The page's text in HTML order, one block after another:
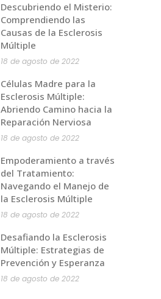
Descubriendo el Misterio:
Comprendiendo las
Causas de la Esclerosis
Múltiple
18 de agosto de 2022
Células Madre para la
Esclerosis Múltiple:
Abriendo Camino hacia la
Reparación Nerviosa
18 de agosto de 2022
Empoderamiento a través
del Tratamiento:
Navegando el Manejo de
la Esclerosis Múltiple
18 de agosto de 2022
Desafiando la Esclerosis
Múltiple: Estrategias de
Prevención y Esperanza
18 de agosto de 2022